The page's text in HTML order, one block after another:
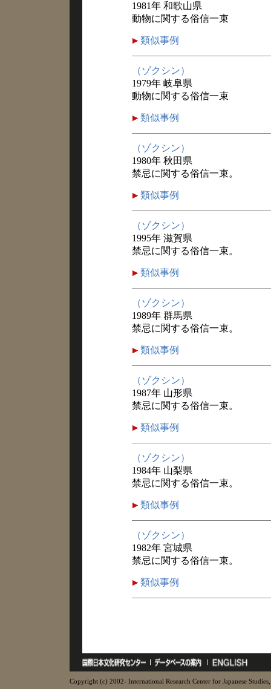
1981年 和歌山県
動物に関する俗信一束
類似事例
（ゾクシン）
1979年 岐阜県
動物に関する俗信一束
類似事例
（ゾクシン）
1980年 秋田県
禁忌に関する俗信一束。
類似事例
（ゾクシン）
1995年 滋賀県
禁忌に関する俗信一束。
類似事例
（ゾクシン）
1989年 群馬県
禁忌に関する俗信一束。
類似事例
（ゾクシン）
1987年 山形県
禁忌に関する俗信一束。
類似事例
（ゾクシン）
1984年 山梨県
禁忌に関する俗信一束。
類似事例
（ゾクシン）
1982年 宮城県
禁忌に関する俗信一束。
類似事例
Copyright (c) 2002- International Research Center for Japanese